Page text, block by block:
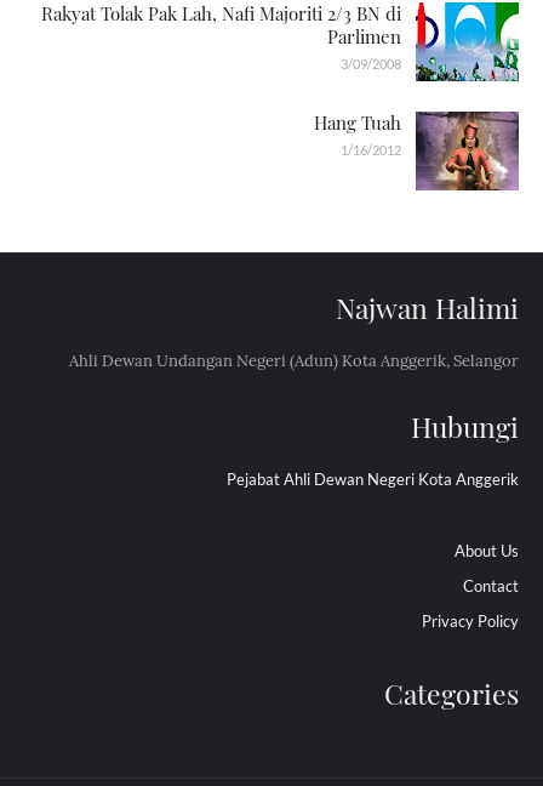
Rakyat Tolak Pak Lah, Nafi Majoriti 2/3 BN di
Parlimen
3/09/2008
Hang Tuah
1/16/2012
Najwan Halimi
Ahli Dewan Undangan Negeri (Adun) Kota Anggerik, Selangor
Hubungi
Pejabat Ahli Dewan Negeri Kota Anggerik
About Us
Contact
Privacy Policy
Categories